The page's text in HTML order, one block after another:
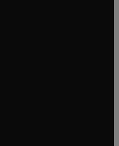
window
window
window
new tab/window
window
window